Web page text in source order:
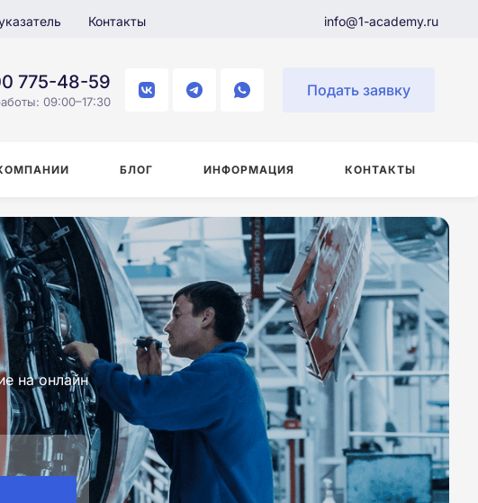
Контакты info@1-academy.ru
775-48-59
09:00–17:30
Подать заявку
БЛОГ ИНФОРМАЦИЯ КОНТАКТЫ
на онлайн